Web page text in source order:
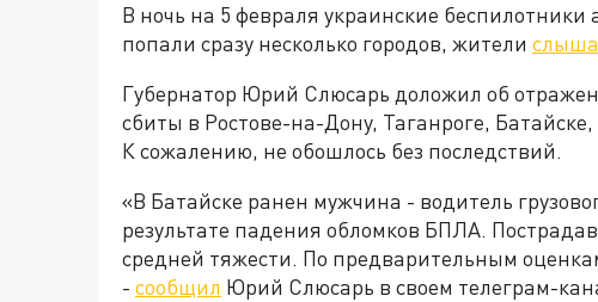
В ночь на 5 февраля украинские беспилотники
попали сразу несколько городов, жители
Губернатор Юрий Слюсарь доложил об
сбиты в Ростове-на-Дону, Таганроге,
К сожалению, не обошлось без последствий.
«В Батайске ранен мужчина - водитель
результате падения обломков БПЛА.
средней тяжести. По предварительным
- сообщил Юрий Слюсарь в своем телеграм-